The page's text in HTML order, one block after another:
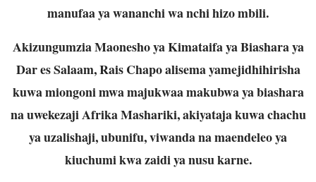
manufaa ya wananchi wa nchi hizo mbili.
Akizungumzia Maonesho ya Kimataifa ya Biashara ya
Dar es Salaam, Rais Chapo alisema yamejidhihirisha
kuwa miongoni mwa majukwaa makubwa ya biashara
na uwekezaji Afrika Mashariki, akiyataja kuwa chachu
ya uzalishaji, ubunifu, viwanda na maendeleo ya
kiuchumi kwa zaidi ya nusu karne.